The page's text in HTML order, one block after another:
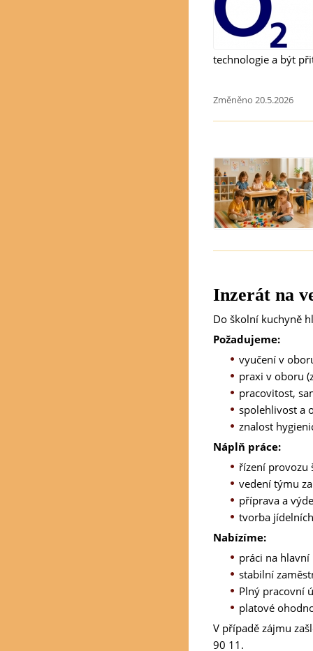
technologie a být
Změněno 20.5.2026
Inzerát na
Do školní kuchyně
Požadujeme:
vyučení v
praxi v oboru
pracovitost,
spolehlivost a
znalost
Náplň práce:
řízení provozu
vedení týmu
příprava a
tvorba
Nabízíme:
práci na
stabilní
Plný pracovní
platové
V případě zájmu
90 11.